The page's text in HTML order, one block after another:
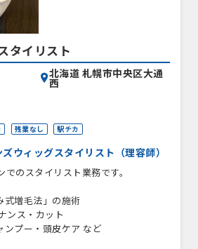
タイリスト
北海道 札幌市中央区大通
西
残業なし 駅チカ
ウィッグスタイリスト（理容師）
のスタイリスト業務です。
式増毛法」の施術
ンス・カット
ンプー・頭皮ケア など